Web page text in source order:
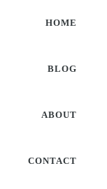
HOME
BLOG
ABOUT
CONTACT